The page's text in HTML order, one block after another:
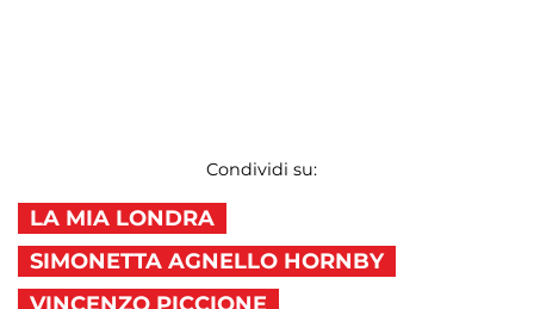
Condividi su:
LA MIA LONDRA
SIMONETTA AGNELLO HORNBY